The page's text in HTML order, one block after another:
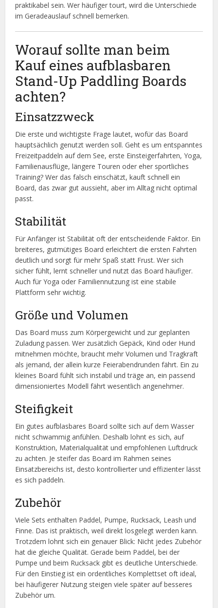
praktikabel sein. Wer häufiger tourt, wird die Unterschiede
im Geradeauslauf schnell bemerken.
Worauf sollte man beim
Kauf eines aufblasbaren
Stand-Up Paddling Boards
achten?
Einsatzzweck
Die erste und wichtigste Frage lautet, wofür das Board
hauptsächlich genutzt werden soll. Geht es um entspanntes
Freizeitpaddeln auf dem See, erste Einsteigerfahrten, Yoga,
Familienausflüge, längere Touren oder eher sportliches
Training? Wer das falsch einschätzt, kauft schnell ein
Board, das zwar gut aussieht, aber im Alltag nicht optimal
passt.
Stabilität
Für Anfänger ist Stabilität oft der entscheidende Faktor. Ein
breiteres, gutmütiges Board erleichtert die ersten Fahrten
deutlich und sorgt für mehr Spaß statt Frust. Wer sich
sicher fühlt, lernt schneller und nutzt das Board häufiger.
Auch für Yoga oder Familiennutzung ist eine stabile
Plattform sehr wichtig.
Größe und Volumen
Das Board muss zum Körpergewicht und zur geplanten
Zuladung passen. Wer zusätzlich Gepäck, Kind oder Hund
mitnehmen möchte, braucht mehr Volumen und Tragkraft
als jemand, der allein kurze Feierabendrunden fährt. Ein zu
kleines Board fühlt sich instabil und träge an, ein passend
dimensioniertes Modell fährt wesentlich angenehmer.
Steifigkeit
Ein gutes aufblasbares Board sollte sich auf dem Wasser
nicht schwammig anfühlen. Deshalb lohnt es sich, auf
Konstruktion, Materialqualität und empfohlenen Luftdruck
zu achten. Je steifer das Board im Rahmen seines
Einsatzbereichs ist, desto kontrollierter und effizienter lässt
es sich paddeln.
Zubehör
Viele Sets enthalten Paddel, Pumpe, Rucksack, Leash und
Finne. Das ist praktisch, weil direkt losgelegt werden kann.
Trotzdem lohnt sich ein genauer Blick: Nicht jedes Zubehör
hat die gleiche Qualität. Gerade beim Paddel, bei der
Pumpe und beim Rucksack gibt es deutliche Unterschiede.
Für den Einstieg ist ein ordentliches Komplettset oft ideal,
bei häufigerer Nutzung steigen viele später auf besseres
Zubehör um.